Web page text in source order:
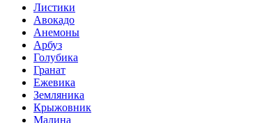
Листики
Авокадо
Анемоны
Арбуз
Голубика
Гранат
Ежевика
Земляника
Крыжовник
Малина